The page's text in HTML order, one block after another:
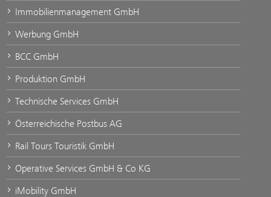
Immobilienmanagement GmbH
Werbung GmbH
BCC GmbH
Produktion GmbH
Technische Services GmbH
Österreichische Postbus AG
Rail Tours Touristik GmbH
Operative Services GmbH & Co KG
iMobility GmbH